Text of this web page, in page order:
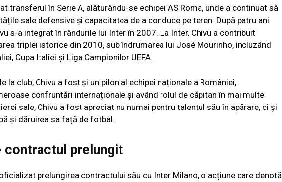
transferul în Serie A, alăturându-se echipei AS Roma, unde a continuat să
sale defensive și capacitatea de a conduce pe teren. După patru ani
s-a integrat în rândurile lui Inter în 2007. La Inter, Chivu a contribuit
triplei istorice din 2010, sub îndrumarea lui José Mourinho, incluzând
Cupa Italiei și Liga Campionilor UEFA.
la club, Chivu a fost și un pilon al echipei naționale a României,
confruntări internaționale și având rolul de căpitan în mai multe
sale, Chivu a fost apreciat nu numai pentru talentul său în apărare, ci și
și dăruirea sa față de fotbal.
contractul prelungit
prelungirea contractului său cu Inter Milano, o acțiune care denotă